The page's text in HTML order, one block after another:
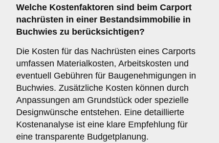
Welche Kostenfaktoren sind beim Carport
nachrüsten in einer Bestandsimmobilie in
Buchwies zu berücksichtigen?
Die Kosten für das Nachrüsten eines Carports
umfassen Materialkosten, Arbeitskosten und
eventuell Gebühren für Baugenehmigungen in
Buchwies. Zusätzliche Kosten können durch
Anpassungen am Grundstück oder spezielle
Designwünsche entstehen. Eine detaillierte
Kostenanalyse ist eine klare Empfehlung für
eine transparente Budgetplanung.